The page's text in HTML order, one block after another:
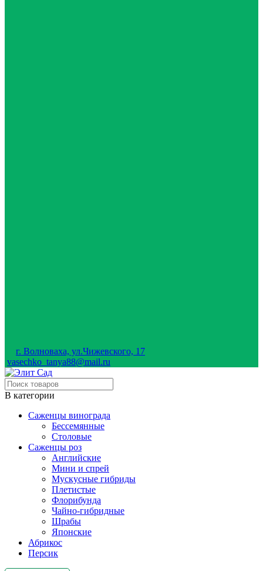
г. Волноваха, ул.Чижевского, 17
vasechko_tanya88@mail.ru
В категории
Саженцы винограда
Бессемянные
Столовые
Саженцы роз
Английские
Мини и спрей
Мускусные гибриды
Плетистые
Флорибунда
Чайно-гибридные
Шрабы
Японские
Абрикос
Персик